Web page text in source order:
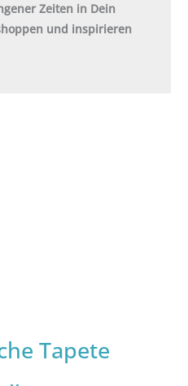
Zeiten in Dein
und inspirieren
Tapete